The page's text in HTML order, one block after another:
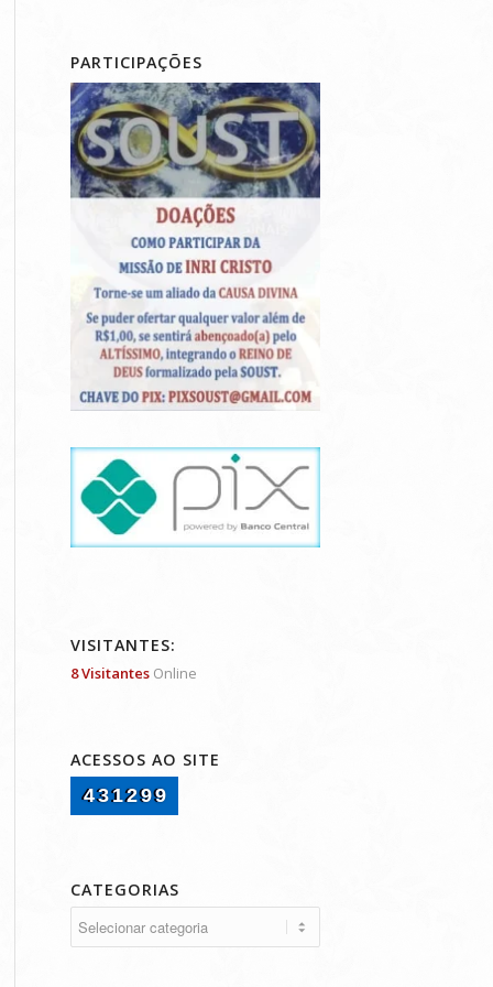
PARTICIPAÇÕES
VISITANTES:
8 VisitantesOnline
ACESSOS AO SITE
431299
CATEGORIAS